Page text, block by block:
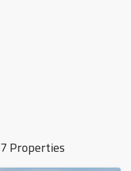
7 Properties